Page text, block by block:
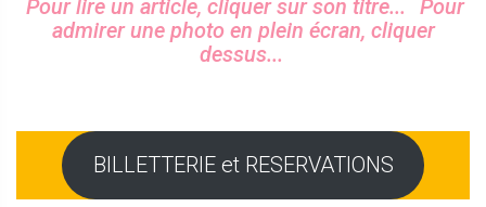
l’article
Sidebar
Pour lire un article, cliquer sur son titre...
Pour
admirer une photo en plein écran, cliquer
dessus...
BILLETTERIE et RESERVATIONS